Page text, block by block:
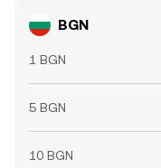
BGN
1 BGN
5 BGN
10 BGN